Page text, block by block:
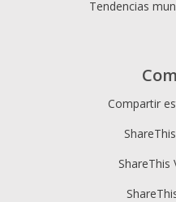
Tendencias
Compartir
ShareThis